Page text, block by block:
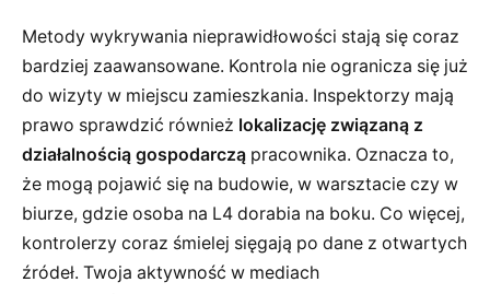
Metody wykrywania nieprawidłowości stają się coraz
bardziej zaawansowane. Kontrola nie ogranicza się już
do wizyty w miejscu zamieszkania. Inspektorzy mają
prawo sprawdzić również lokalizację związaną z
działalnością gospodarczą pracownika. Oznacza to,
że mogą pojawić się na budowie, w warsztacie czy w
biurze, gdzie osoba na L4 dorabia na boku. Co więcej,
kontrolerzy coraz śmielej sięgają po dane z otwartych
źródeł. Twoja aktywność w mediach